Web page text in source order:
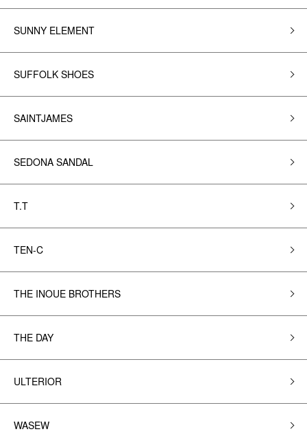
SUNNY ELEMENT
SUFFOLK SHOES
SAINTJAMES
SEDONA SANDAL
T.T
TEN-C
THE INOUE BROTHERS
THE DAY
ULTERIOR
WASEW